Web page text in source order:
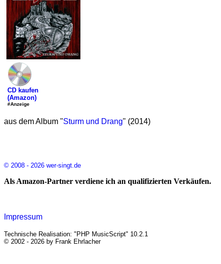
CD kaufen
(Amazon)
#Anzeige
aus dem Album "Sturm und Drang" (2014)
© 2008 - 2026 wer-singt.de
Als Amazon-Partner verdiene ich an qualifizierten Verkäufen.
Impressum
Technische Realisation: "PHP MusicScript" 10.2.1
© 2002 - 2026 by Frank Ehrlacher